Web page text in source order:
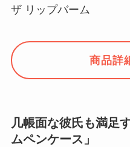
ザ リップバーム
商品詳
几帳面な彼氏も満足
ムペンケース」